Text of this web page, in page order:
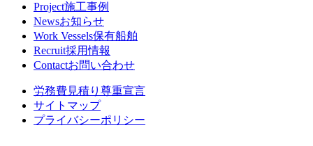
Project施工事例
Newsお知らせ
Work Vessels保有船舶
Recruit採用情報
Contactお問い合わせ
労務費見積り尊重宣言
サイトマップ
プライバシーポリシー